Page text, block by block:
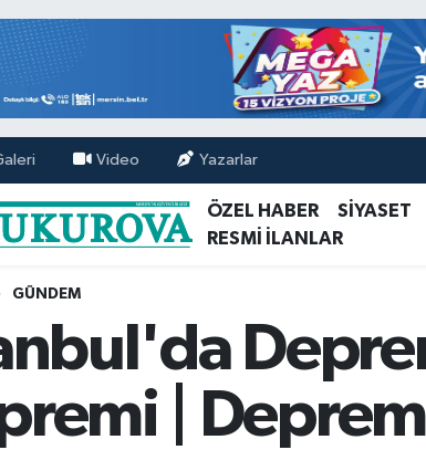
Video Yazarlar
ÖZEL HABER SİYASET
RESMİ İLANLAR
GÜNDEM
|
Haritası
ve Fikstür